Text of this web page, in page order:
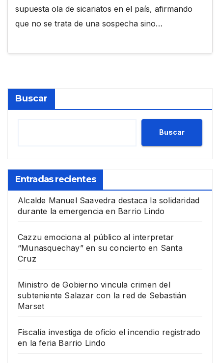
supuesta ola de sicariatos en el país, afirmando
que no se trata de una sospecha sino…
Buscar
Buscar
Entradas recientes
Alcalde Manuel Saavedra destaca la solidaridad
durante la emergencia en Barrio Lindo
Cazzu emociona al público al interpretar
“Munasquechay” en su concierto en Santa
Cruz
Ministro de Gobierno vincula crimen del
subteniente Salazar con la red de Sebastián
Marset
Fiscalía investiga de oficio el incendio registrado
en la feria Barrio Lindo